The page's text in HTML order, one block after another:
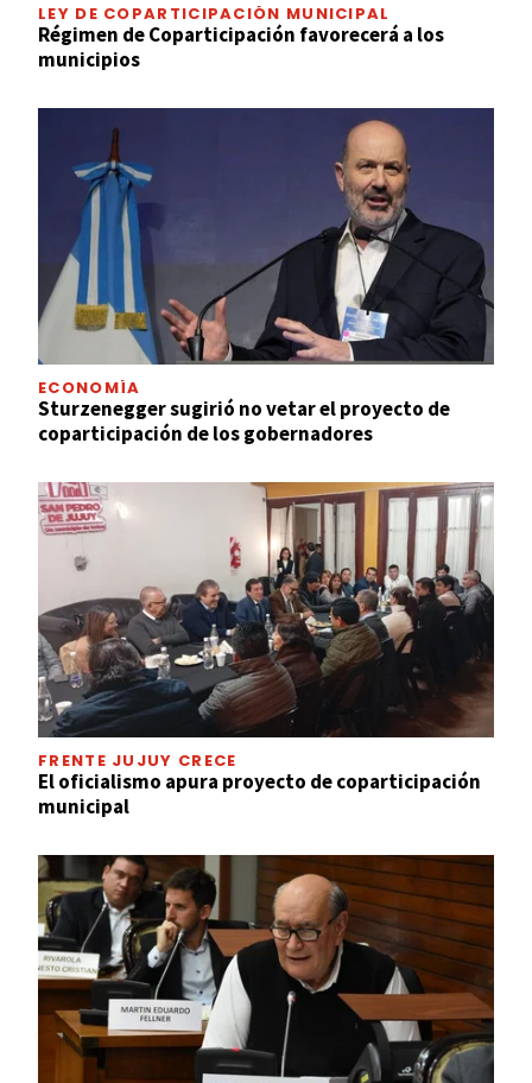
LEY DE COPARTICIPACIÓN MUNICIPAL
Régimen de Coparticipación favorecerá a los
municipios
ECONOMÍA
Sturzenegger sugirió no vetar el proyecto de
coparticipación de los gobernadores
FRENTE JUJUY CRECE
El oficialismo apura proyecto de coparticipación
municipal